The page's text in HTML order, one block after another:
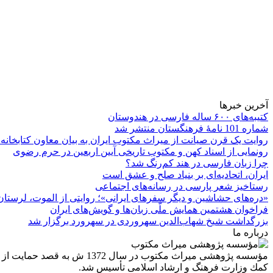
آخرین خبرها
کتیبه‌های ۶۰۰ ساله فارسی در هندوستان
شماره 101 نامۀ فرهنگستان منتشر شد
روایت یک قرن صیانت از میراث مکتوب ایران به بیان معاون
رونمایی از اسناد کهن و مکتوب تاریخی آیین اربعین در حرم رضوی
چرا زبان فارسی در هند کم‌رنگ شد؟
ایران، اتحادیه‌ای بر بنیاد صلح و عشق است
رستاخیز شعر پارسی در رسانه‌های اجتماعی
«دره‌های حشاشین و دیگر سفرهای ایرانی»؛ روایتی از الموت، لرستان
فراخوان هشتمین همایش ملّی زبان‌ها و گویش‌های ایران
بزرگداشت شیخ شهاب‌الدین سهروردی در سهرورد برگزار شد
درباره ما
مؤسسه پژوهشی میراث
كمك وزارت فرهنگ و ارشاد اسلامی تأسیس شد.